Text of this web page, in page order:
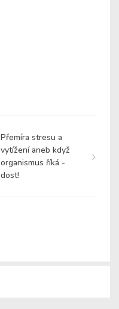
Přemíra stresu a
vytížení aneb když
organismus říká -
dost!